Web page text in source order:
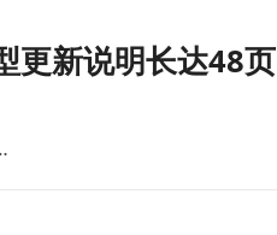
更新说明长达48页